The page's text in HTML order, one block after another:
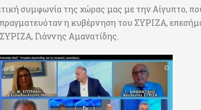
συμφωνία της χώρας μας με την Αίγυπτο,
η κυβέρνηση του ΣΥΡΙΖΑ,
Γιάννης Αμανατίδης.